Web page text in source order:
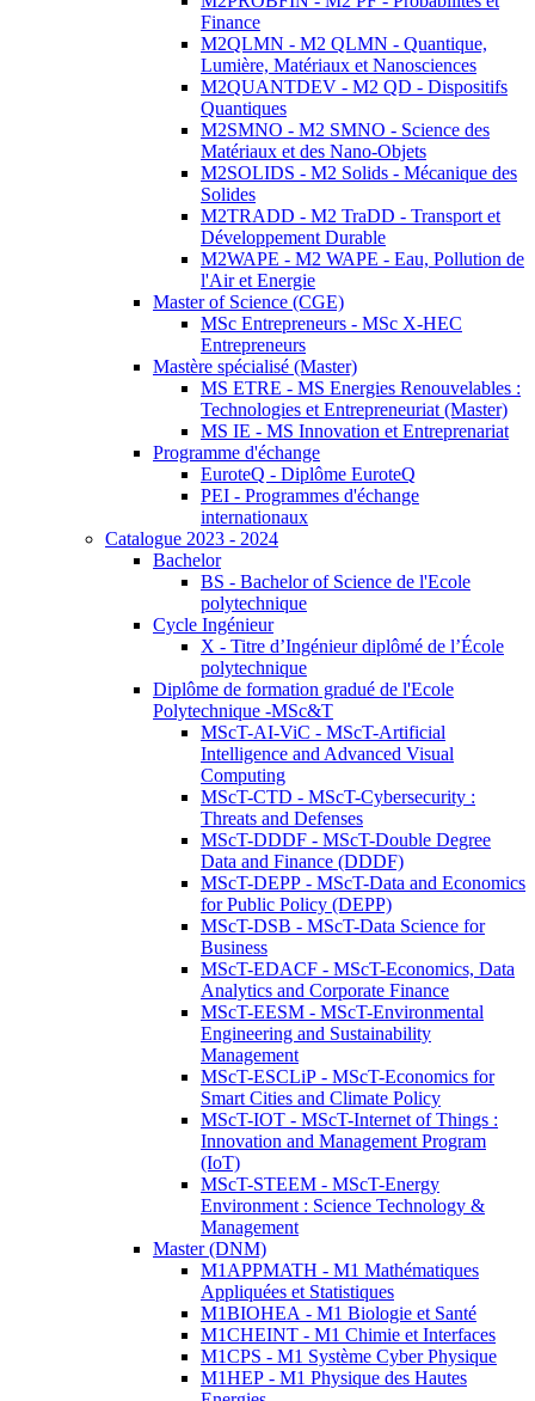
Finance
M2QLMN - M2 QLMN - Quantique,
Lumière, Matériaux et Nanosciences
M2QUANTDEV - M2 QD - Dispositifs
Quantiques
M2SMNO - M2 SMNO - Science des
Matériaux et des Nano-Objets
M2SOLIDS - M2 Solids - Mécanique des
Solides
M2TRADD - M2 TraDD - Transport et
Développement Durable
M2WAPE - M2 WAPE - Eau, Pollution de
l'Air et Energie
Master of Science (CGE)
MSc Entrepreneurs - MSc X-HEC
Entrepreneurs
Mastère spécialisé (Master)
MS ETRE - MS Energies Renouvelables :
Technologies et Entrepreneuriat (Master)
MS IE - MS Innovation et Entreprenariat
Programme d'échange
EuroteQ - Diplôme EuroteQ
PEI - Programmes d'échange
internationaux
Catalogue 2023 - 2024
Bachelor
BS - Bachelor of Science de l'Ecole
polytechnique
Cycle Ingénieur
X - Titre d’Ingénieur diplômé de l’École
polytechnique
Diplôme de formation gradué de l'Ecole
Polytechnique -MSc&T
MScT-AI-ViC - MScT-Artificial
Intelligence and Advanced Visual
Computing
MScT-CTD - MScT-Cybersecurity :
Threats and Defenses
MScT-DDDF - MScT-Double Degree
Data and Finance (DDDF)
MScT-DEPP - MScT-Data and Economics
for Public Policy (DEPP)
MScT-DSB - MScT-Data Science for
Business
MScT-EDACF - MScT-Economics, Data
Analytics and Corporate Finance
MScT-EESM - MScT-Environmental
Engineering and Sustainability
Management
MScT-ESCLiP - MScT-Economics for
Smart Cities and Climate Policy
MScT-IOT - MScT-Internet of Things :
Innovation and Management Program
(IoT)
MScT-STEEM - MScT-Energy
Environment : Science Technology &
Management
Master (DNM)
M1APPMATH - M1 Mathématiques
Appliquées et Statistiques
M1BIOHEA - M1 Biologie et Santé
M1CHEINT - M1 Chimie et Interfaces
M1CPS - M1 Système Cyber Physique
M1HEP - M1 Physique des Hautes